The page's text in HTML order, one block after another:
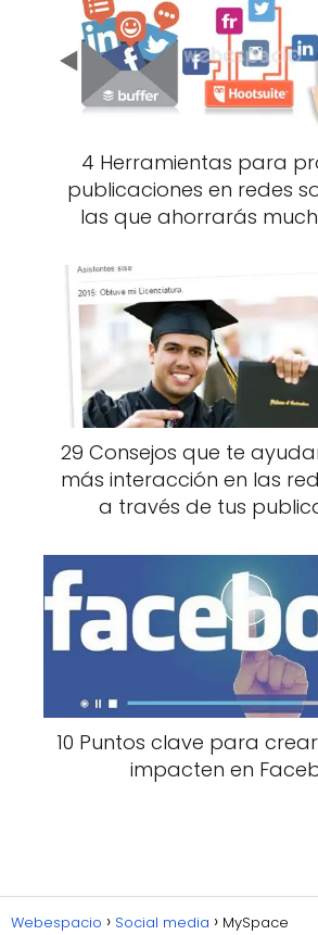
4 Herramientas para
publicaciones en redes
las que ahorrarás
29 Consejos que te
más interacción en las
a través de tus
10 Puntos clave para
impacten en
Webespacio Social media MySpace